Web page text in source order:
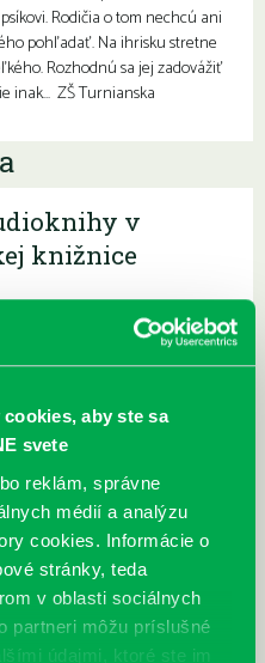
aby ste sa
svete
reklám, správne
médií a analýzu
cookies. Informácie o
stránky, teda
v oblasti sociálnych
partneri môžu príslušné
údajmi, ktoré ste im
Rodičia o tom nechcú ani
pohľadať. Na ihrisku stretne
Rozhodnú sa jej zadovážiť
inak… ZŠ Turnianska
v
knižnice
milovníkov kníh a príbehov!
nielen požičať klasické
dostupný 24/7
je umiestnený pri
Tupolevovej 7B a jeho obsluha
petržalskej